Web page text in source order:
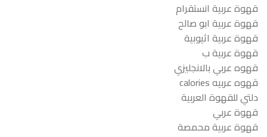
قهوة عربية انستقرام
قهوة عربية ابو صالح
قهوة عربية اثيوبية
قهوة عربية ب
قهوه عربي بالانجليزي
قهوه عربيه calories
دلتي للقهوة العربية
قهوة عربي
قهوة عربية محمصة